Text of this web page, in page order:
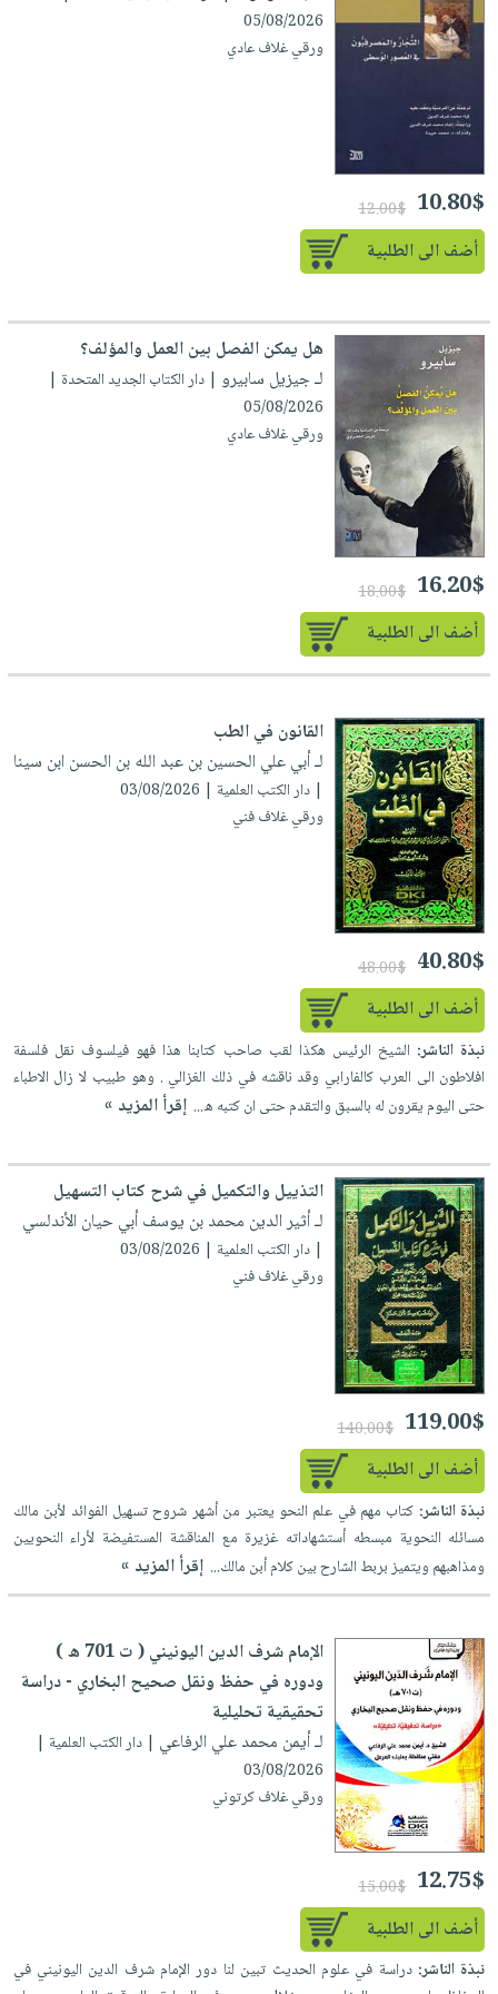
العناية
بالأسنان
والتغذية
أدوات
المائدة
والتخزين
المطبخ
الأكثر
مبيعاً
للمدارس
اكسسوارات
كتب
اكسسوارات
منزلية
اكسسوارات
مطرزات
حقائب
حلي
عناية
بالذات
صابون
أطفال
مناسبات
شحن
مجاني
مختارة
اشتراكات
كل
الاشتراكات
صندوق
القراءة
بلا
حدود
بحث
متقدم
نيل
وفرات
عن
الشركة
سياسة
الشركة
فيديوهات
أسئلة
يتكرر
طرحها
خدمات
نيل
انشر
كتابك
تواصل
معنا
حسابك
لائحة
الأمنيات
عربة
التسوق
نشرة
الإصدارات
05/08/2026
ورقي غلاف عادي
10.80$
12.00$
أضف الى الطلبية
هل يمكن الفصل بين العمل والمؤلف؟
لـ جيزيل سابيرو | دار الكتاب الجديد المتحدة |
05/08/2026
ورقي غلاف عادي
16.20$
18.00$
أضف الى الطلبية
القانون في الطب
لـ أبي علي الحسين بن عبد الله بن الحسن ابن سينا
| دار الكتب العلمية | 03/08/2026
ورقي غلاف فني
40.80$
48.00$
أضف الى الطلبية
نبذة الناشر: الشيخ الرئيس هكذا لقب صاحب كتابنا هذا فهو فيلسوف نقل فلسفة
افلاطون الى العرب كالفارابي وقد ناقشه في ذلك الغزالي . وهو طبيب لا زال الاطباء
حتى اليوم يقرون له بالسبق والتقدم حتى ان كتبه ه... إقرأ المزيد »
التذييل والتكميل في شرح كتاب التسهيل
لـ أثير الدين محمد بن يوسف أبي حيان الأندلسي
| دار الكتب العلمية | 03/08/2026
ورقي غلاف فني
119.00$
140.00$
أضف الى الطلبية
نبذة الناشر: كتاب مهم في علم النحو يعتبر من أشهر شروح تسهيل الفوائد لأبن مالك
مسائله النحوية مبسطه أستشهاداته غزيرة مع المناقشة المستفيضة لأراء النحويين
ومذاهبهم ويتميز بربط الشارح بين كلام أبن مالك... إقرأ المزيد »
الإمام شرف الدين اليونيني ( ت 701 ه )
ودوره في حفظ ونقل صحيح البخاري - دراسة
تحقيقية تحليلية
لـ أيمن محمد علي الرفاعي | دار الكتب العلمية |
03/08/2026
ورقي غلاف كرتوني
12.75$
15.00$
أضف الى الطلبية
نبذة الناشر:دراسة في علوم الحديث تبين لنا دور الإمام شرف الدين اليونيني في